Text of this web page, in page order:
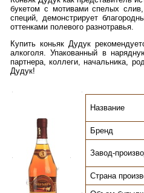
букетом с мотивами спелых
специй, демонстрирует
оттенками полевого разнотравья.
Купить коньяк Дудук
алкоголя. Упакованный в
партнера, коллеги, начальника,
Дудук!
Название
Бренд
Завод-
Страна